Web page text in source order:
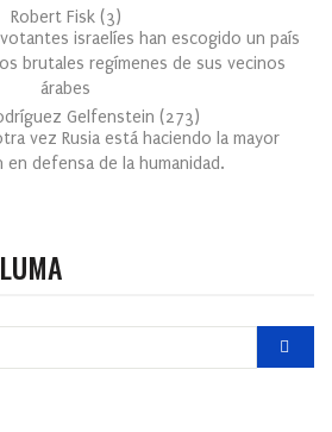
Robert Fisk (3)
israelíes han escogido un país
brutales regímenes de sus vecinos
árabes
Gelfenstein (273)
vez Rusia está haciendo la mayor
defensa de la humanidad.